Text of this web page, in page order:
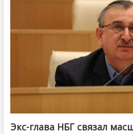
Экс-глава НБГ связал